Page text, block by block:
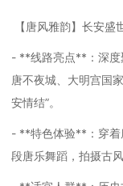
【唐风雅韵】长安盛
- **线路亮点**：深度
唐不夜城、大明宫国
安情结”。
- **特色体验**：穿着
段唐乐舞蹈，拍摄古风